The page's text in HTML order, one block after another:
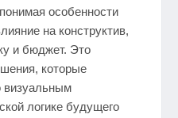
особенности
на конструктив,
и бюджет. Это
которые
визуальным
логике будущего